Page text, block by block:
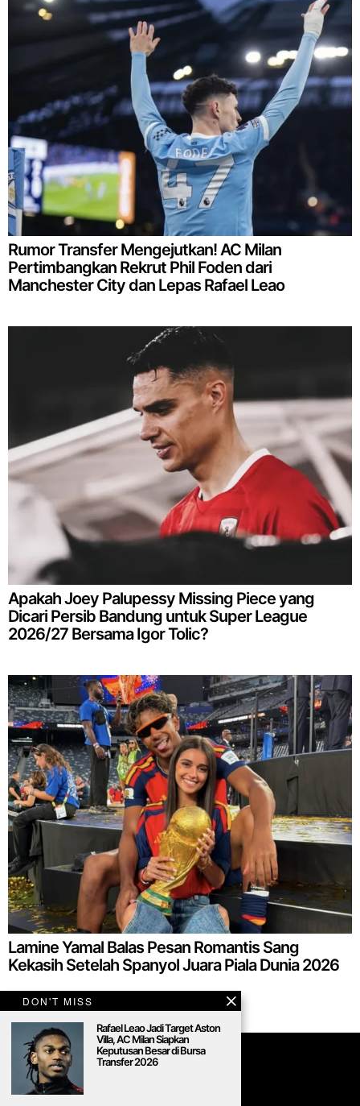
Rumor Transfer Mengejutkan! AC Milan
Pertimbangkan Rekrut Phil Foden dari
Manchester City dan Lepas Rafael Leao
Apakah Joey Palupessy Missing Piece yang
Dicari Persib Bandung untuk Super League
2026/27 Bersama Igor Tolic?
Lamine Yamal Balas Pesan Romantis Sang
Kekasih Setelah Spanyol Juara Piala Dunia 2026
DON'T MISS
Rafael Leao Jadi Target Aston
Villa, AC Milan Siapkan
Keputusan Besar di Bursa
Transfer 2026